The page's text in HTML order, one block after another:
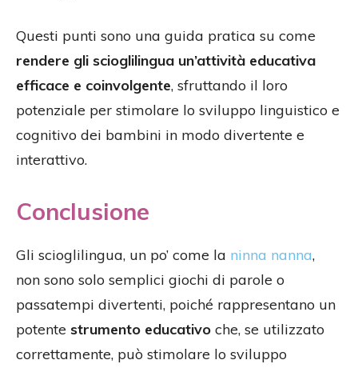
Questi punti sono una guida pratica su come
rendere gli scioglilingua un’attività educativa
efficace e coinvolgente, sfruttando il loro
potenziale per stimolare lo sviluppo linguistico e
cognitivo dei bambini in modo divertente e
interattivo.
Conclusione
Gli scioglilingua, un po’ come la ninna nanna,
non sono solo semplici giochi di parole o
passatempi divertenti, poiché rappresentano un
potente strumento educativo che, se utilizzato
correttamente, può stimolare lo sviluppo